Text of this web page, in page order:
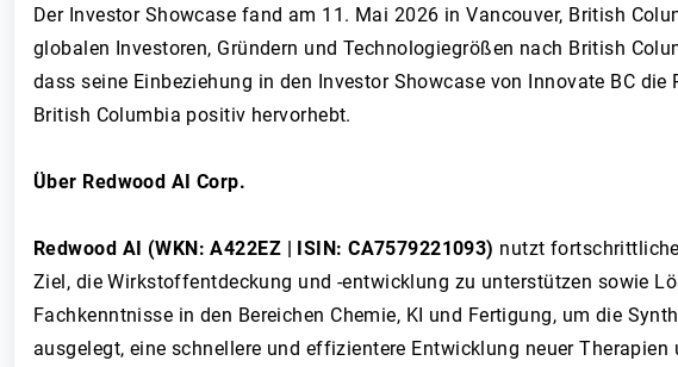
Der Investor Showcase fand am 11. Mai 2026 in Vancouver, British
globalen Investoren, Gründern und Technologiegrößen nach British
dass seine Einbeziehung in den Investor Showcase von Innovate BC
British Columbia positiv hervorhebt.
Über Redwood AI Corp.
Redwood AI (WKN: A422EZ | ISIN: CA7579221093) nutzt
Ziel, die Wirkstoffentdeckung und -entwicklung zu unterstützen sowie
Fachkenntnisse in den Bereichen Chemie, KI und Fertigung, um die
ausgelegt, eine schnellere und effizientere Entwicklung neuer